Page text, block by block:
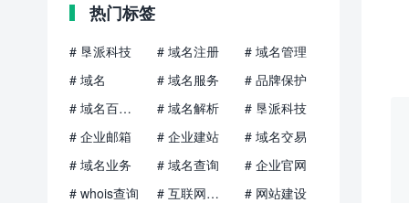
热门标签
# 垦派科技 # 域名注册
# 域名管理
# 域名
# 域名服务
# 品牌保护
# 域名百科知识
# 域名解析
# 垦派科技
# 企业邮箱
# 企业建站
# 域名交易
# 域名业务
# 域名查询
# 企业官网
# whois查询
# 互联网品牌
# 网站建设